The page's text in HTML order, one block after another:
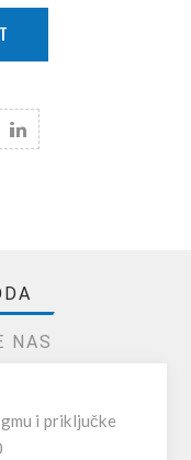
NAS
i priključke